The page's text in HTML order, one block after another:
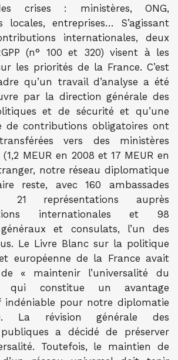
crises : ministères, ONG,
locales, entreprises… S’agissant
internationales, deux
(n° 100 et 320) visent à les
les priorités de la France. C’est
qu’un travail d’analyse a été
par la direction générale des
et de sécurité et qu’une
de contributions obligatoires ont
vers des ministères
MEUR en 2008 et 17 MEUR en
notre réseau diplomatique
reste, avec 160 ambassades
21 représentations auprès
internationales et 98
et consulats, l’un des
Le Livre Blanc sur la politique
européenne de la France avait
« maintenir l’universalité du
qui constitue un avantage
indéniable pour notre diplomatie
La révision générale des
a décidé de préserver
Toutefois, le maintien de